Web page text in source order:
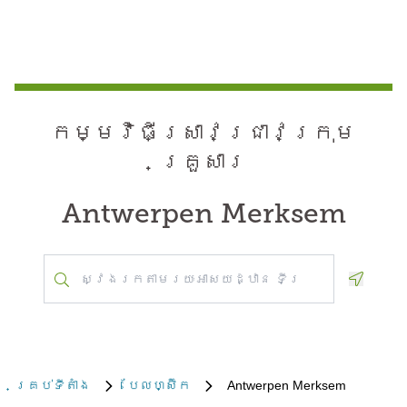
កម្មវិធី​ស្រាវជ្រាវ​ក្រុម
គ្រួសារ
Antwerpen Merksem
គ្រប់​ទីតាំង បែលហ្ស៊ិក Antwerpen Merksem